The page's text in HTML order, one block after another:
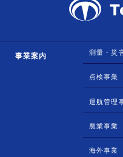
事業案内 測量・災
点検事業
運航管理
農業事業
海外事業